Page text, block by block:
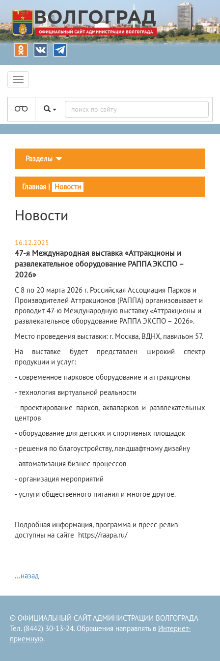
Разделы
Главная | Новости
Новости
16.12.2025
47-я Международная выставка «Аттракционы и
развлекательное оборудование РАППА ЭКСПО –
2026»
​С 8 по 20 марта 2026 г. Российская Ассоциация Парков и
Производителей Аттракционов (РАППА) организовывает и
проводит 47-ю Международную выставку «Аттракционы и
развлекательное оборудование РАППА ЭКСПО – 2026».
Место проведения выставки: г. Москва, ВДНХ, павильон 57.
На выставке будет представлен широкий спектр
продукции и услуг:
- современное парковое оборудование и аттракционы
- технология виртуальной реальности
- проектирование парков, аквапарков и развлекательных
центров
- оборудование для детских и спортивных площадок
- решения по благоустройству, ландшафтному дизайну
- автоматизация бизнес-процессов
- организация мероприятий
- услуги общественного питания и многое другое.
Подробная информация, программа и пресс-релиз
доступны на сайте https://raapa.ru/
...назад
© ОФИЦИАЛЬНЫЙ САЙТ АДМИНИСТРАЦИИ ВОЛГОГРАДА
Тел. (8442) 30-13-24. Обращения направлять в Интернет-
приемную.